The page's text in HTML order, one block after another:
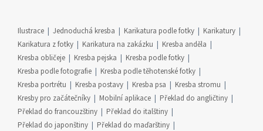
Ilustrace Jednoduchá kresba Karikatura podle fotky
Karikatury
Karikatura z fotky
Karikatura na zakázku
Kresba anděla
Kresba obličeje
Kresba pejska
Kresba podle fotky
Kresba podle fotografie
Kresba podle těhotenské fotky
Kresba portrétu
Kresba postavy Kresba psa
Kresba stromu
Kresby pro začátečníky
Mobilní aplikace
Překlad do angličtiny
Překlad do francouzštiny
Překlad do italštiny
Překlad do japonštiny
Překlad do maďarštiny